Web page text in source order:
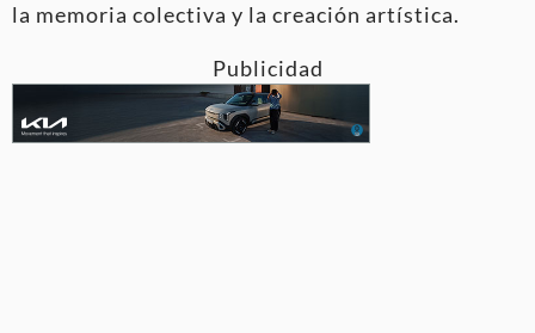
la memoria colectiva y la creación artística.
Publicidad